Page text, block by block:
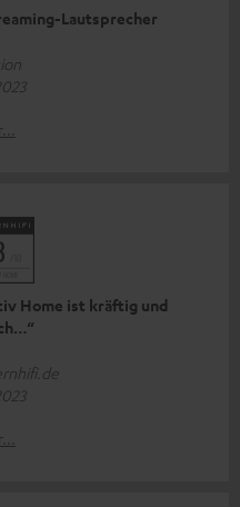
Lautsprecher
Home ist kräftig und